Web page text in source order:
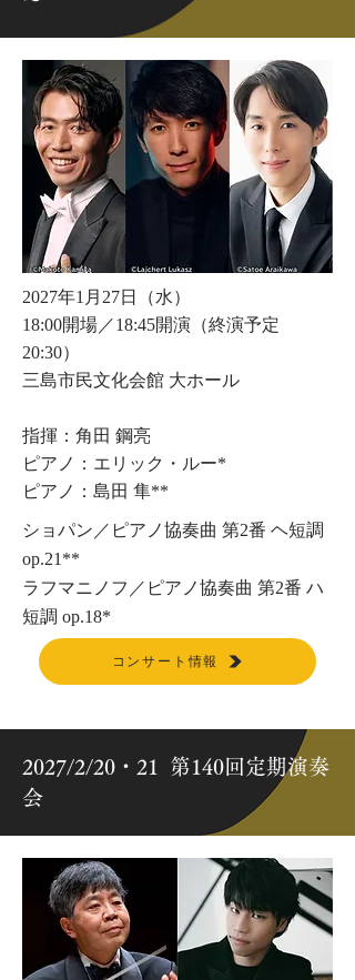
2027年1月27日（水）
18:00開場／18:45開演（終演予定
20:30）
三島市民文化会館 大ホール
指揮：角田 鋼亮
ピアノ：エリック・ルー*
ピアノ：島田 隼**
ショパン／ピアノ協奏曲 第2番 ヘ短調
op.21**
ラフマニノフ／ピアノ協奏曲 第2番 ハ
短調 op.18*
コンサート情報
2027/2/20・21 第140回定期演奏
会